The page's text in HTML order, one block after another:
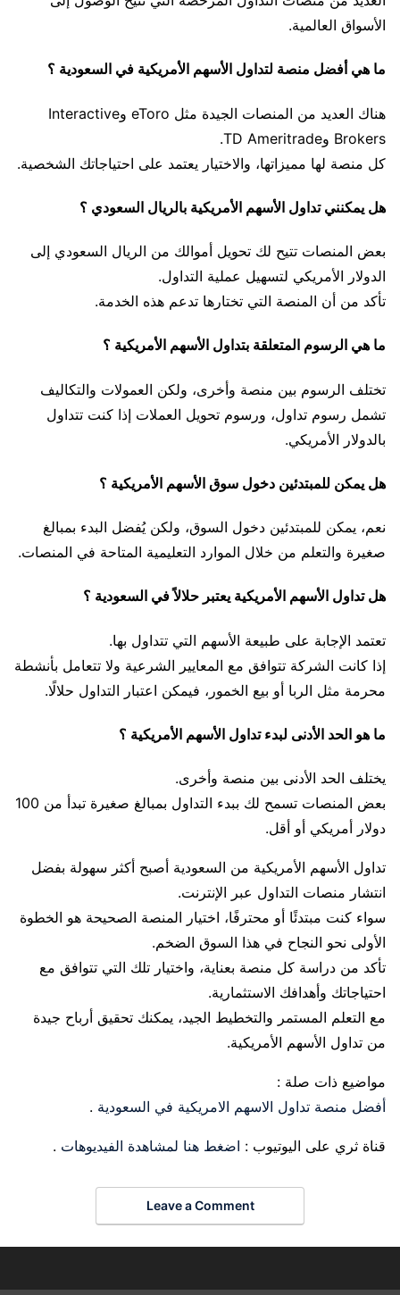
الأسواق العالمية.
ما هي أفضل منصة لتداول الأسهم الأمريكية في السعودية ؟
هناك العديد من المنصات الجيدة مثل eToro وInteractive
Brokers وTD Ameritrade.
كل منصة لها مميزاتها، والاختيار يعتمد على احتياجاتك الشخصية.
هل يمكنني تداول الأسهم الأمريكية بالريال السعودي ؟
بعض المنصات تتيح لك تحويل أموالك من الريال السعودي إلى
الدولار الأمريكي لتسهيل عملية التداول.
تأكد من أن المنصة التي تختارها تدعم هذه الخدمة.
ما هي الرسوم المتعلقة بتداول الأسهم الأمريكية ؟
تختلف الرسوم بين منصة وأخرى، ولكن العمولات والتكاليف
تشمل رسوم تداول، ورسوم تحويل العملات إذا كنت تتداول
بالدولار الأمريكي.
هل يمكن للمبتدئين دخول سوق الأسهم الأمريكية ؟
نعم، يمكن للمبتدئين دخول السوق، ولكن يُفضل البدء بمبالغ
صغيرة والتعلم من خلال الموارد التعليمية المتاحة في المنصات.
هل تداول الأسهم الأمريكية يعتبر حلالاً في السعودية ؟
تعتمد الإجابة على طبيعة الأسهم التي تتداول بها.
إذا كانت الشركة تتوافق مع المعايير الشرعية ولا تتعامل بأنشطة
محرمة مثل الربا أو بيع الخمور، فيمكن اعتبار التداول حلالًا.
ما هو الحد الأدنى لبدء تداول الأسهم الأمريكية ؟
يختلف الحد الأدنى بين منصة وأخرى.
بعض المنصات تسمح لك ببدء التداول بمبالغ صغيرة تبدأ من 100
دولار أمريكي أو أقل.
تداول الأسهم الأمريكية من السعودية أصبح أكثر سهولة بفضل
انتشار منصات التداول عبر الإنترنت.
سواء كنت مبتدئًا أو محترفًا، اختيار المنصة الصحيحة هو الخطوة
الأولى نحو النجاح في هذا السوق الضخم.
تأكد من دراسة كل منصة بعناية، واختيار تلك التي تتوافق مع
احتياجاتك وأهدافك الاستثمارية.
مع التعلم المستمر والتخطيط الجيد، يمكنك تحقيق أرباح جيدة
من تداول الأسهم الأمريكية.
مواضيع ذات صلة :
أفضل منصة تداول الاسهم الامريكية في السعودية .
قناة ثري على اليوتيوب : اضغط هنا لمشاهدة الفيديوهات .
Leave a Comment